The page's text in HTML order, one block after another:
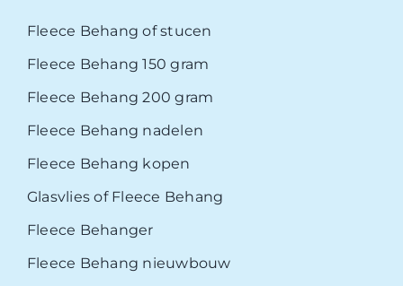
Fleece Behang of stucen
Fleece Behang 150 gram
Fleece Behang 200 gram
Fleece Behang nadelen
Fleece Behang kopen
Glasvlies of Fleece Behang
Fleece Behanger
Fleece Behang nieuwbouw